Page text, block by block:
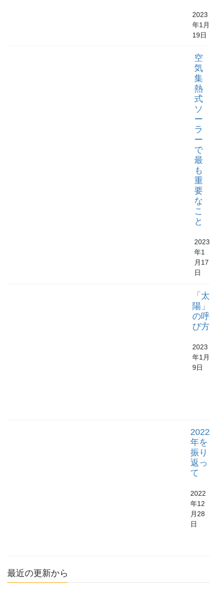
2023
年1月
19日
空
気
集
熱
式
ソ
ー
ラ
ー
で
最
も
重
要
な
こ
と
2023
年1
月17
日
「太
陽」
の呼
び方
2023
年1月
9日
2022
年を
振り
返っ
て
2022
年12
月28
日
最近の更新から